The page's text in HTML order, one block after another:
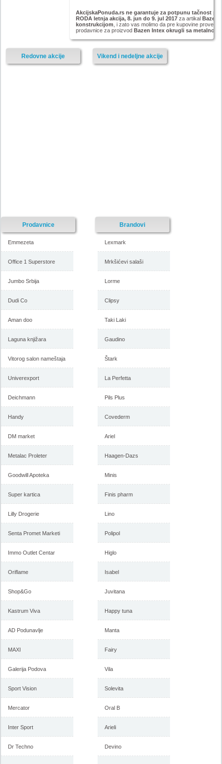
AkcijskaPonuda.rs ne garantuje za potpunu tačnost
RODA letnja akcija, 8. jun do 9. jul 2017za artikal Bazen
konstrukcijom , i zato vas molimo da pre kupovine
prodavnice za proizvod Bazen Intex okrugli sa metalnom
Vikend i nedeljne akcije
Redovne akcije
Prodavnice
Emmezeta
Office 1 Superstore
Jumbo Srbija
Dudi Co
Aman doo
Laguna knjižara
Vitorog salon nameštaja
Univerexport
Deichmann
Handy
DM market
Metalac Proleter
Goodwill Apoteka
Super kartica
Lilly Drogerie
Senta Promet Marketi
Immo Outlet Centar
Oriflame
Shop&Go
Kastrum Viva
AD Podunavlje
MAXI
Galerija Podova
Sport Vision
Mercator
Inter Sport
Dr Techno
Brandovi
Lexmark
Mrkšićevi salaši
Lorme
Clipsy
Taki Laki
Gaudino
Štark
La Perfetta
Pils Plus
Covederm
Ariel
Haagen-Dazs
Minis
Finis pharm
Lino
Polipol
Higlo
Isabel
Juvitana
Happy tuna
Manta
Fairy
Vila
Solevita
Oral B
Arieli
Devino